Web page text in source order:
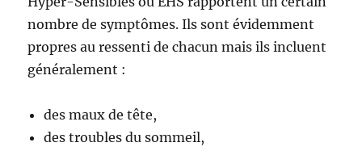
nombre de symptômes. Ils sont évidemment
propres au ressenti de chacun mais ils incluent
généralement :
des maux de tête,
des troubles du sommeil,